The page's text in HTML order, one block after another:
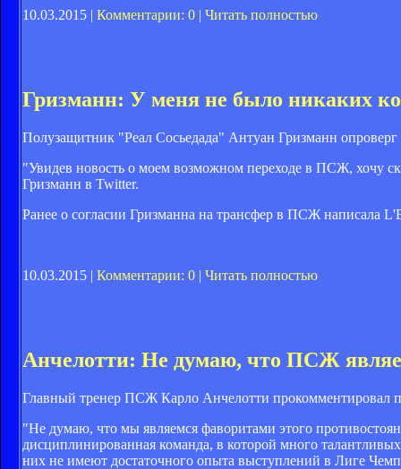
10.03.2015 | Комментарии: 0 | Читать полностью
Гризманн: У меня не было никаких
Полузащитник "Реал Сосьедада" Антуан Гризманн
"Увидев новость о моем возможном переходе в ПСЖ, хочу
Гризманн в Twitter.
Ранее о согласии Гризманна на трансфер в ПСЖ написала
10.03.2015 | Комментарии: 0 | Читать полностью
Анчелотти: Не думаю, что ПСЖ
Главный тренер ПСЖ Карло Анчелотти прокомментировал
"Не думаю, что мы являемся фаворитами этого
дисциплинированная команда, в которой много
них не имеют достаточного опыта выступлений в Лиге